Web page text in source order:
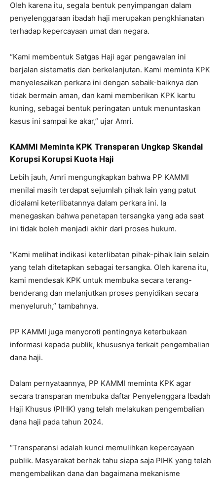
Oleh karena itu, segala bentuk penyimpangan dalam
penyelenggaraan ibadah haji merupakan pengkhianatan
terhadap kepercayaan umat dan negara.
“Kami membentuk Satgas Haji agar pengawalan ini
berjalan sistematis dan berkelanjutan. Kami meminta KPK
menyelesaikan perkara ini dengan sebaik-baiknya dan
tidak bermain aman, dan kami memberikan KPK kartu
kuning, sebagai bentuk peringatan untuk menuntaskan
kasus ini sampai ke akar,” ujar Amri.
KAMMI Meminta KPK Transparan Ungkap Skandal
Korupsi Korupsi Kuota Haji
Lebih jauh, Amri mengungkapkan bahwa PP KAMMI
menilai masih terdapat sejumlah pihak lain yang patut
didalami keterlibatannya dalam perkara ini. Ia
menegaskan bahwa penetapan tersangka yang ada saat
ini tidak boleh menjadi akhir dari proses hukum.
“Kami melihat indikasi keterlibatan pihak-pihak lain selain
yang telah ditetapkan sebagai tersangka. Oleh karena itu,
kami mendesak KPK untuk membuka secara terang-
benderang dan melanjutkan proses penyidikan secara
menyeluruh,” tambahnya.
PP KAMMI juga menyoroti pentingnya keterbukaan
informasi kepada publik, khususnya terkait pengembalian
dana haji.
Dalam pernyataannya, PP KAMMI meminta KPK agar
secara transparan membuka daftar Penyelenggara Ibadah
Haji Khusus (PIHK) yang telah melakukan pengembalian
dana haji pada tahun 2024.
“Transparansi adalah kunci memulihkan kepercayaan
publik. Masyarakat berhak tahu siapa saja PIHK yang telah
mengembalikan dana dan bagaimana mekanisme